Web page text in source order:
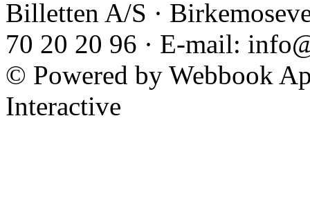
Billetten A/S ·
70 20 20 96 · E-mail:
© Powered by Webbook
Interactive